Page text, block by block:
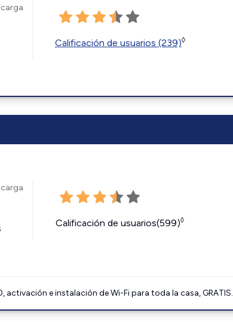
Calificación de usuarios (239)◊
Calificación de usuarios(599)◊
e instalación de Wi-Fi para toda la casa, GRATIS.